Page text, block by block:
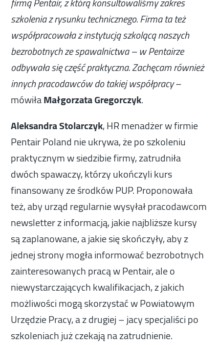
firmą Pentair, z którą konsultowaliśmy zakres
szkolenia z rysunku technicznego. Firma ta też
współpracowała z instytucją szkolącą naszych
bezrobotnych ze spawalnictwa – w Pentairze
odbywała się część praktyczna. Zachęcam również
innych pracodawców do takiej współpracy–
mówiłaMałgorzata Gregorczyk.
Aleksandra Stolarczyk, HR menadżer w firmie
Pentair Poland nie ukrywa, że po szkoleniu
praktycznym w siedzibie firmy, zatrudniła
dwóch spawaczy, którzy ukończyli kurs
finansowany ze środków PUP. Proponowała
też, aby urząd regularnie wysyłał pracodawcom
newsletter z informacją, jakie najbliższe kursy
są zaplanowane, a jakie się skończyły, aby z
jednej strony mogła informować bezrobotnych
zainteresowanych pracą w Pentair, ale o
niewystarczających kwalifikacjach, z jakich
możliwości mogą skorzystać w Powiatowym
Urzędzie Pracy, a z drugiej – jacy specjaliści po
szkoleniach już czekają na zatrudnienie.